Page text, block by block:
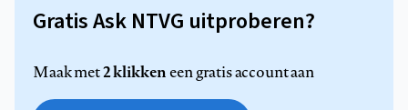
Gratis Ask NTVG uitproberen?
Maak met2 klikkeneen gratis account aan